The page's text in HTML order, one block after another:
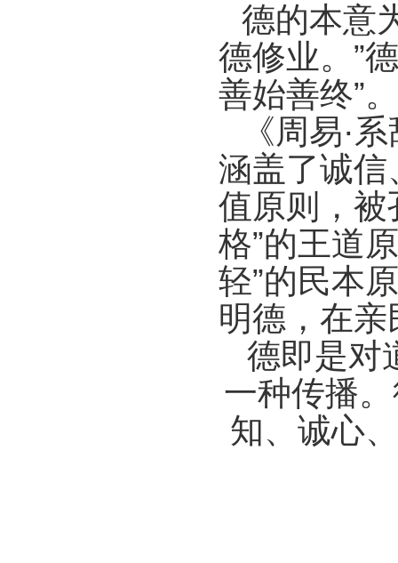
德的本意
德修业。”
善始善终”。
《周易·
涵盖了诚信
值原则，被
格”的王道
轻”的民本
明德，在亲
德即是对
一种传播
知、诚心